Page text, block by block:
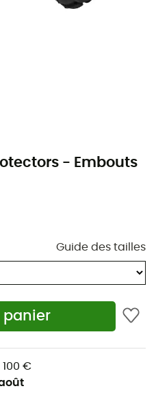
- Embouts
Guide des tailles
panier
100 €
de marche
pour réduire le
d'un trek ou d'une
que font vos bâtons de